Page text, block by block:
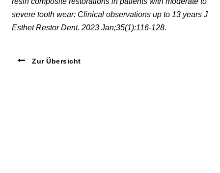
severe tooth wear: Clinical observations up to 13 years J
Esthet Restor Dent. 2023 Jan;35(1):116-128.
Zur Übersicht